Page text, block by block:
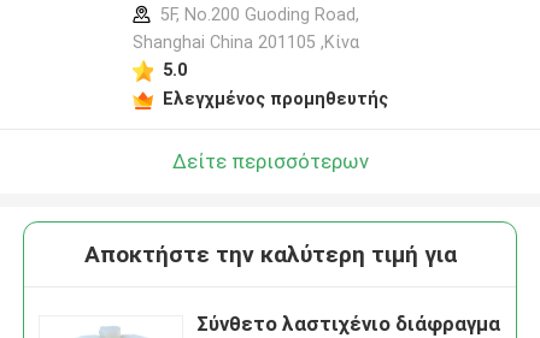
5F, No.200 Guoding Road,
Shanghai China 201105 ,Κίνα
5.0
Ελεγχμένος προμηθευτής
Δείτε περισσότερων
Αποκτήστε την καλύτερη τιμή για
Σύνθετο λαστιχένιο διάφραγμα